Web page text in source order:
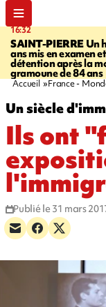
16:32
SAINT-PIERREUn
ans mis en examen
détention après la
gramoune de 84 ans
Accueil France -
Un siècle
Ils ont
Publié le 31 mars